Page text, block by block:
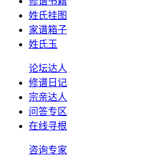
姓氏挂图
家谱箱子
姓氏玉
论坛达人
修谱日记
宗亲达人
问答专区
在线寻根
咨询专家